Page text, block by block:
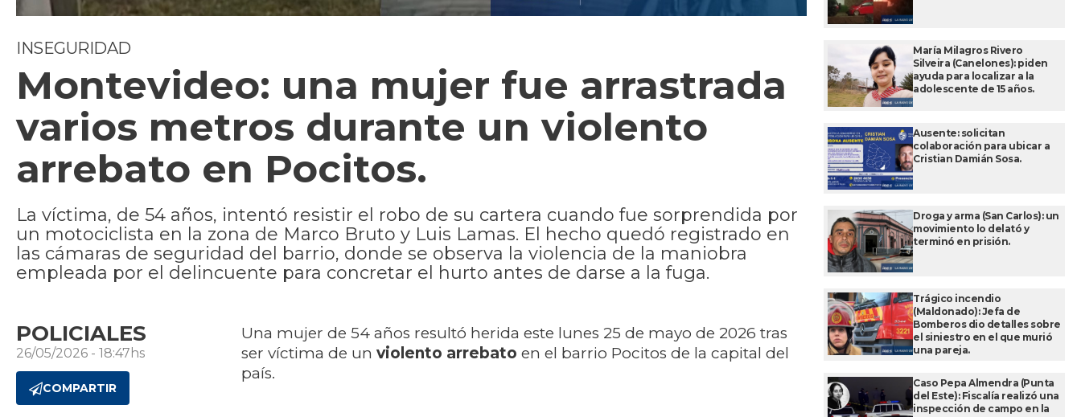
INSEGURIDAD
Montevideo: una mujer fue arrastrada
varios metros durante un violento
arrebato en Pocitos.
La víctima, de 54 años, intentó resistir el robo de su cartera cuando fue sorprendida por
un motociclista en la zona de Marco Bruto y Luis Lamas. El hecho quedó registrado en
las cámaras de seguridad del barrio, donde se observa la violencia de la maniobra
empleada por el delincuente para concretar el hurto antes de darse a la fuga.
POLICIALES
26/05/2026 - 18:47hs
COMPARTIR
Una mujer de 54 años resultó herida este lunes 25 de mayo de 2026 tras
ser víctima de un violento arrebato en el barrio Pocitos de la capital del
país.
María Milagros Rivero
Silveira (Canelones): piden
ayuda para localizar a la
adolescente de 15 años.
Ausente: solicitan
colaboración para ubicar a
Cristian Damián Sosa.
Droga y arma (San Carlos): un
movimiento lo delató y
terminó en prisión.
Trágico incendio
(Maldonado): Jefa de
Bomberos dio detalles sobre
el siniestro en el que murió
una pareja.
Caso Pepa Almendra (Punta
del Este): Fiscalía realizó una
inspección de campo en la